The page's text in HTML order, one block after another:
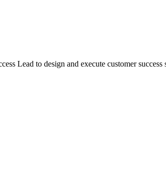
Lead to design and execute customer